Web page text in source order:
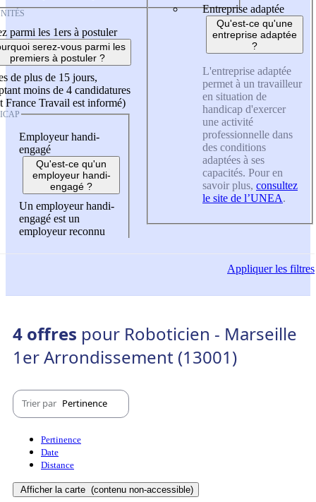
parmi les 1ers à postuler
serez-vous parmi les
premiers à postuler ?
de plus de 15 jours,
moins de 4 candidatures
France Travail est informé)
Employeur handi-
engagé
Qu'est-ce qu'un
employeur handi-
engagé ?
Un employeur handi-
engagé est un
employeur reconnu
Entreprise adaptée
Qu'est-ce qu'une
entreprise adaptée
?
L'entreprise adaptée
permet à un travailleur
en situation de
handicap d'exercer
une activité
professionnelle dans
des conditions
adaptées à ses
capacités. Pour en
savoir plus, consultez
le site de l’UNEA.
Appliquerles filtres
4 offres pour Roboticien - Marseille
1er Arrondissement (13001)
Trier par Pertinence
Pertinence
Date
Distance
Afficher la carte (contenu non-accessible)